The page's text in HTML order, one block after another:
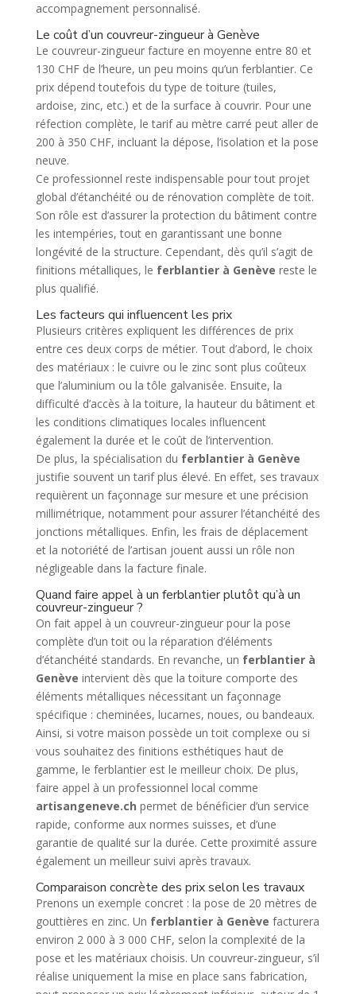
accompagnement personnalisé.
Le coût d’un couvreur-zingueur à Genève
Le couvreur-zingueur facture en moyenne entre 80 et
130 CHF de l’heure, un peu moins qu’un ferblantier. Ce
prix dépend toutefois du type de toiture (tuiles,
ardoise, zinc, etc.) et de la surface à couvrir. Pour une
réfection complète, le tarif au mètre carré peut aller de
200 à 350 CHF, incluant la dépose, l’isolation et la pose
neuve.
Ce professionnel reste indispensable pour tout projet
global d’étanchéité ou de rénovation complète de toit.
Son rôle est d’assurer la protection du bâtiment contre
les intempéries, tout en garantissant une bonne
longévité de la structure. Cependant, dès qu’il s’agit de
finitions métalliques, le ferblantier à Genève reste le
plus qualifié.
Les facteurs qui influencent les prix
Plusieurs critères expliquent les différences de prix
entre ces deux corps de métier. Tout d’abord, le choix
des matériaux : le cuivre ou le zinc sont plus coûteux
que l’aluminium ou la tôle galvanisée. Ensuite, la
difficulté d’accès à la toiture, la hauteur du bâtiment et
les conditions climatiques locales influencent
également la durée et le coût de l’intervention.
De plus, la spécialisation du ferblantier à Genève
justifie souvent un tarif plus élevé. En effet, ses travaux
requièrent un façonnage sur mesure et une précision
millimétrique, notamment pour assurer l’étanchéité des
jonctions métalliques. Enfin, les frais de déplacement
et la notoriété de l’artisan jouent aussi un rôle non
négligeable dans la facture finale.
Quand faire appel à un ferblantier plutôt qu’à un
couvreur-zingueur ?
On fait appel à un couvreur-zingueur pour la pose
complète d’un toit ou la réparation d’éléments
d’étanchéité standards. En revanche, un ferblantier à
Genève intervient dès que la toiture comporte des
éléments métalliques nécessitant un façonnage
spécifique : cheminées, lucarnes, noues, ou bandeaux.
Ainsi, si votre maison possède un toit complexe ou si
vous souhaitez des finitions esthétiques haut de
gamme, le ferblantier est le meilleur choix. De plus,
faire appel à un professionnel local comme
artisangeneve.ch permet de bénéficier d’un service
rapide, conforme aux normes suisses, et d’une
garantie de qualité sur la durée. Cette proximité assure
également un meilleur suivi après travaux.
Comparaison concrète des prix selon les travaux
Prenons un exemple concret : la pose de 20 mètres de
gouttières en zinc. Un ferblantier à Genève facturera
environ 2 000 à 3 000 CHF, selon la complexité de la
pose et les matériaux choisis. Un couvreur-zingueur, s’il
réalise uniquement la mise en place sans fabrication,